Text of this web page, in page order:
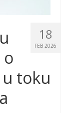
18
FEB 2026
toku